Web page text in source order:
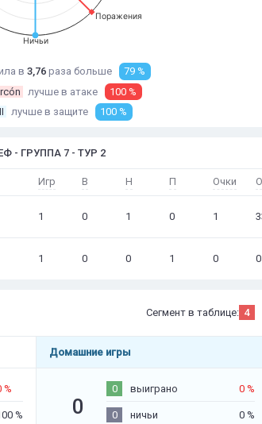
Поражения
Ничьи
в 3,76 раза больше
79 %
лучше в атаке
100 %
лучше в защите 100 %
- ГРУППА 7 - ТУР 2
Игр В Н П Очки
1 0 1 0 1
1 0 0 1 0
Сегмент в таблице: 4
%
%
Домашние игры
0
0 выиграно 0 %
0 ничьи 0 %